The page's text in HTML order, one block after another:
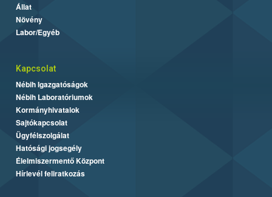
Állat
Növény
Labor/Egyéb
Kapcsolat
Nébih Igazgatóságok
Nébih Laboratóriumok
Kormányhivatalok
Sajtókapcsolat
Ügyfélszolgálat
Hatósági jogsegély
Élelmiszermentő Központ
Hírlevél feliratkozás